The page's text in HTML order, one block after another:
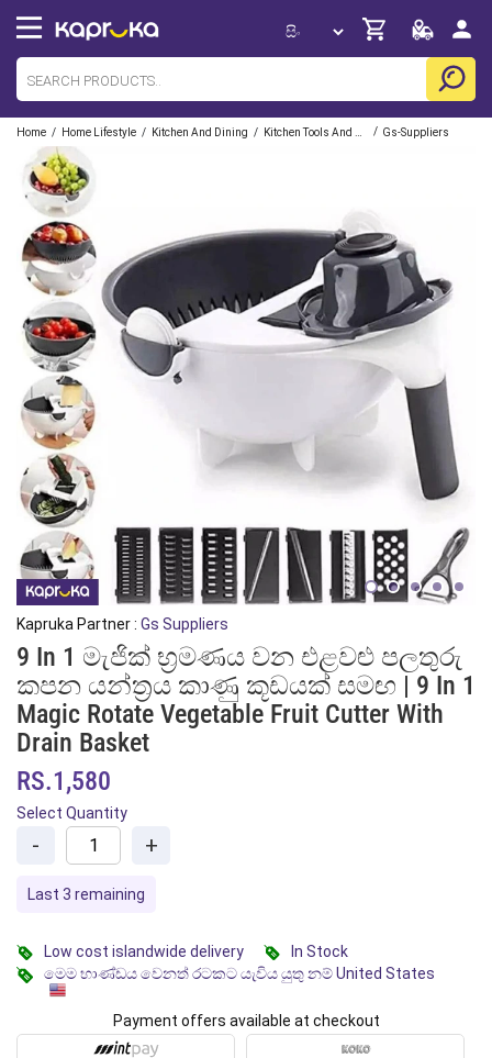
Home / Home Lifestyle / Kitchen And Dining / / Gs-Suppliers
Kapruka Partner : Gs Suppliers
9 In 1 මැජික් භ්‍රමණය වන එළවළු පලතුරු
කපන යන්ත්‍රය කාණු කූඩයක් සමඟ | 9 In 1
Magic Rotate Vegetable Fruit Cutter With
Drain Basket
RS.1,580
Select Quantity
- +
Last 3 remaining
Low cost islandwide delivery
In Stock
මෙම භාණ්ඩය වෙනත් රටකට යැවිය යුතු නම් United States
Payment offers available at checkout